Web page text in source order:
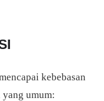
kebebasan
umum: